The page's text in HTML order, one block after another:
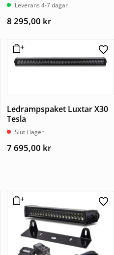
Leverans 4-7 dagar
8 295,00 kr
Ledrampspaket Luxtar X30
Tesla
Slut i lager
7 695,00 kr